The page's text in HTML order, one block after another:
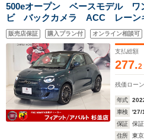
500eオープン ベースモデル
ビ バックカメラ ACC レーン
ト ETC2.0 CarPlay リアパー
販売店保証 購入プラン付 オンライン相談可
支払総額
277.2
残価ローン
年式
車検
'27/
保証
保
住所
東